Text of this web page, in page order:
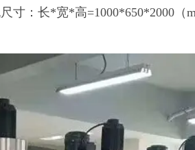
寸：长*宽*高=1000*650*2000（